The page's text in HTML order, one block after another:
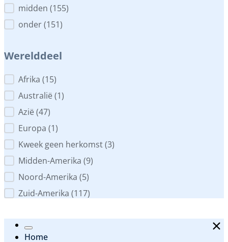
midden (155)
onder(151)
Werelddeel
Werelddeel
Afrika (15)
Australië (1)
Azië (47)
Europa (1)
Kweek geen herkomst(3)
Midden-Amerika (9)
Noord-Amerika (5)
Zuid-Amerika (117)
Home